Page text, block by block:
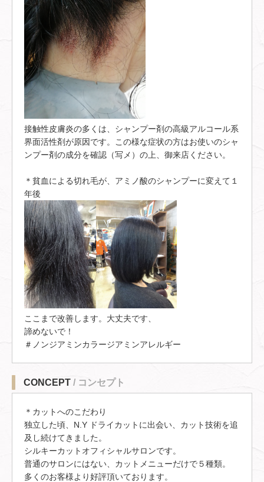
接触性皮膚炎の多くは、シャンプー剤の高級アルコール系
界面活性剤が原因です。この様な症状の方はお使いのシャ
ンプー剤の成分を確認（写メ）の上、御来店ください。
＊貧血による切れ毛が、アミノ酸のシャンプーに変えて１
年後
ここまで改善します。大丈夫です、
諦めないで！
＃ノンジアミンカラージアミンアレルギー
CONCEPT / コンセプト
＊カットへのこだわり
独立した頃、N.Y ドライカットに出会い、カット技術を追
及し続けてきました。
シルキーカットオフィシャルサロンです。
普通のサロンにはない、カットメニューだけで５種類。
多くのお客様より好評頂いております。